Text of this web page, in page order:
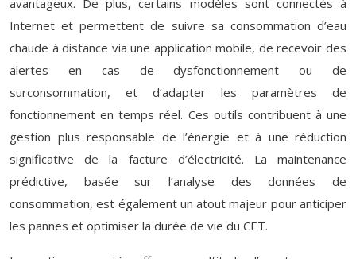
avantageux. De plus, certains modèles sont connectés à
Internet et permettent de suivre sa consommation d’eau
chaude à distance via une application mobile, de recevoir des
alertes en cas de dysfonctionnement ou de
surconsommation, et d’adapter les paramètres de
fonctionnement en temps réel. Ces outils contribuent à une
gestion plus responsable de l’énergie et à une réduction
significative de la facture d’électricité. La maintenance
prédictive, basée sur l’analyse des données de
consommation, est également un atout majeur pour anticiper
les pannes et optimiser la durée de vie du CET.